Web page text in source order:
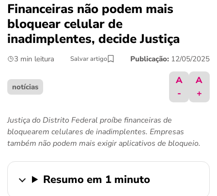
finanças
benefícios
últimas notícias
ferramentas
Financeiras não podem mais
bloquear celular de
inadimplentes, decide Justiça
3 min leitura Salvar artigo Publicação: 12/05/2025
notícias
A
-
A
+
Justiça do Distrito Federal proíbe financeiras de
bloquearem celulares de inadimplentes. Empresas
também não podem mais exigir aplicativos de bloqueio.
Resumo em 1 minuto